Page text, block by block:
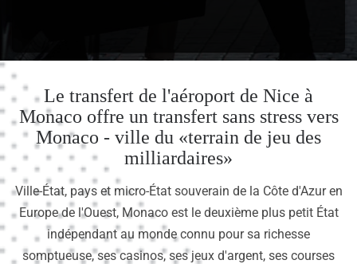
Le transfert de l'aéroport de Nice à
Monaco offre un transfert sans stress vers
Monaco - ville du «terrain de jeu des
milliardaires»
Ville-État, pays et micro-État souverain de la Côte d'Azur en
Europe de l'Ouest, Monaco est le deuxième plus petit État
indépendant au monde connu pour sa richesse
somptueuse, ses casinos, ses jeux d'argent, ses courses